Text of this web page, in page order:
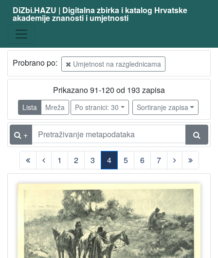
DiZbi.HAZU | Digitalna zbirka i katalog Hrvatske
akademije znanosti i umjetnosti
Probrano po: Umjetnost na razglednicama
Prikazano 91-120 od 193 zapisa
Lista Mreža Po stranici: 30 Sortiranje zapisa
+
1 2 3
4
(current)
5 6 7